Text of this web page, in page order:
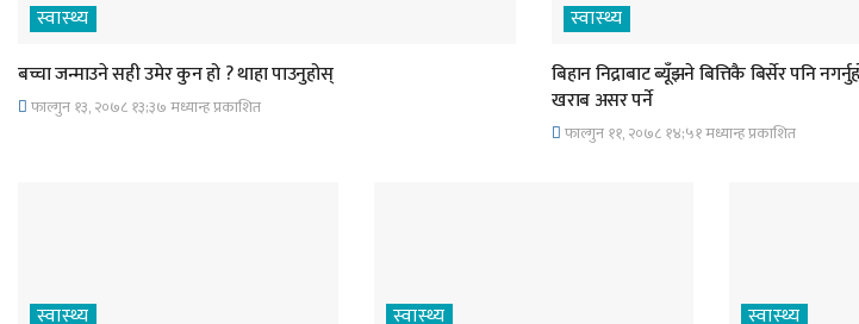
स्वास्थ्य
बच्चा जन्माउने सही उमेर कुन हो ? थाहा पाउनुहोस्
फाल्गुन १३, २०७८ १३;३७ मध्यान्ह प्रकाशित
स्वास्थ्य
बिहान निद्राबाट ब्यूँझने बित्तिकै बिर्सेर पनि
खराब असर पर्ने
फाल्गुन ११, २०७८ १४;५१ मध्यान्ह प्रकाशित
स्वास्थ्य स्वास्थ्य स्वास्थ्य